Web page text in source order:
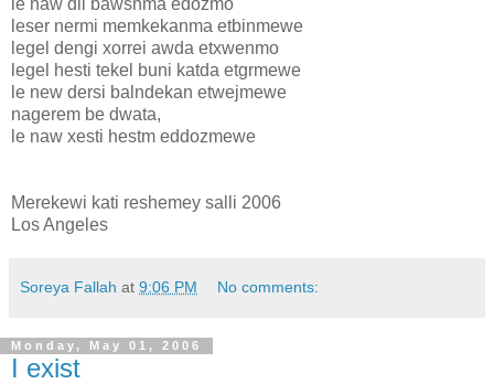
leser nermi memkekanma etbinmewe
legel dengi xorrei awda etxwenmo
legel hesti tekel buni katda etgrmewe
le new dersi balndekan etwejmewe
nagerem be dwata,
le naw xesti hestm eddozmewe
Merekewi kati reshemey salli 2006
Los Angeles
Soreya Fallah at 9:06 PM No comments:
Monday, May 01, 2006
I exist